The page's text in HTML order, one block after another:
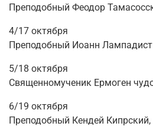
Преподобный Феодор
4/17 октября
Преподобный Иоанн Лампадист
5/18 октября
Священномученик Ермоген
6/19 октября
Преподобный Кендей Кипрский,